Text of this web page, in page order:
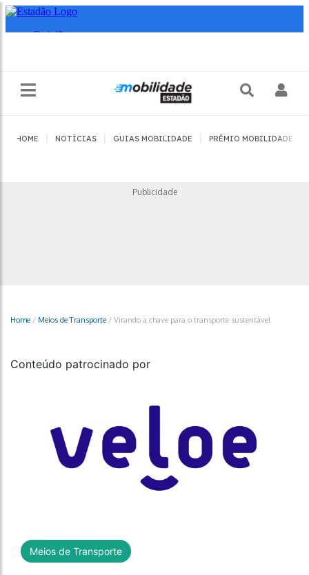
HOME NOTÍCIAS GUIAS MOBILIDADE PRÊMIO MOBILIDADE
Publicidade
Home / Meios de Transporte / Virando a chave para o transporte sustentável
Conteúdo patrocinado por
Meios de Transporte